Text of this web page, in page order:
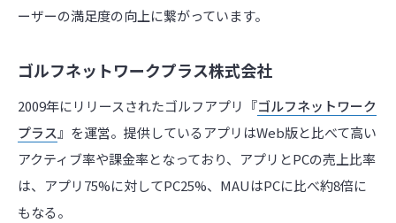
ーザーの満足度の向上に繋がっています。
ゴルフネットワークプラス株式会社
2009年にリリースされたゴルフアプリ『ゴルフネットワーク
プラス 』を運営。提供しているアプリはWeb版と比べて高い
アクティブ率や課金率となっており、アプリとPCの売上比率
は、アプリ75%に対してPC25%、MAUはPCに比べ約8倍に
もなる。